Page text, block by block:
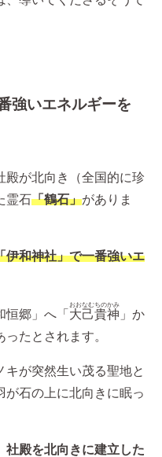
強いエネルギーを
殿が北向き（全国的に珍
霊石「鶴石」がありま
伊和神社」で一番強いエ
恒郷」へ「 大己貴神
おおなむちのかみ
」か
たとされます。
キが突然生い茂る聖地と
が石の上に北向きに眠っ
社殿を北向きに建立した